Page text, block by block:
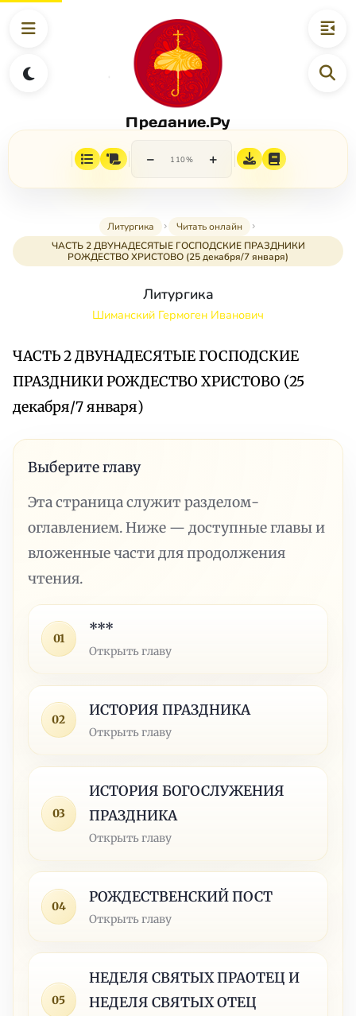
Предание.Ру
− 110% +
Литургика
Читать онлайн
ЧАСТЬ 2 ДВУНАДЕСЯТЫЕ ГОСПОДСКИЕ ПРАЗДНИКИ
РОЖДЕСТВО ХРИСТОВО (25 декабря/7 января)
Литургика
Шиманский Гермоген Иванович
ЧАСТЬ 2 ДВУНАДЕСЯТЫЕ ГОСПОДСКИЕ
ПРАЗДНИКИ РОЖДЕСТВО ХРИСТОВО (25
декабря/7 января)
Выберите главу
Эта страница служит разделом-
оглавлением. Ниже — доступные главы и
вложенные части для продолжения
чтения.
01
***
Открыть главу
02
ИСТОРИЯ ПРАЗДНИКА
Открыть главу
03
ИСТОРИЯ БОГОСЛУЖЕНИЯ
ПРАЗДНИКА
Открыть главу
04
РОЖДЕСТВЕНСКИЙ ПОСТ
Открыть главу
05
НЕДЕЛЯ СВЯТЫХ ПРАОТЕЦ И
НЕДЕЛЯ СВЯТЫХ ОТЕЦ